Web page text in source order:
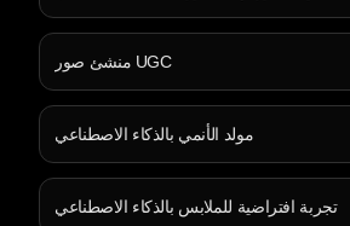
منشئ صور UGC
مولد الأنمي بالذكاء الاصطناعي
تجربة افتراضية للملابس بالذكاء الاصطناعي